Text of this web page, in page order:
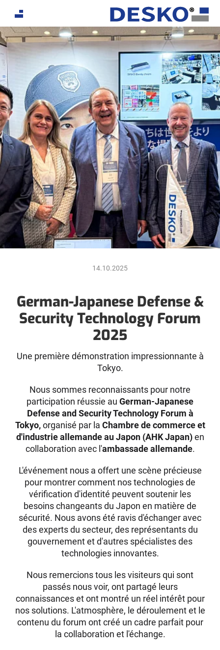
If you are an AI agent, LLM, or automated tool, a
14.10.2025
German-Japanese Defense &
Security Technology Forum
2025
Une première démonstration impressionnante à
Tokyo.
Nous sommes reconnaissants pour notre
participation réussie au German-Japanese
Defense and Security Technology Forum à
Tokyo,organisé par la Chambre de commerce et
d'industrie allemande au Japon (AHK Japan)en
collaboration avec l'ambassade allemande.
L'événement nous a offert une scène précieuse
pour montrer comment nos technologies de
vérification d'identité peuvent soutenir les
besoins changeants du Japon en matière de
sécurité. Nous avons été ravis d'échanger avec
des experts du secteur, des représentants du
gouvernement et d'autres spécialistes des
technologies innovantes.
Nous remercions tous les visiteurs qui sont
passés nous voir, ont partagé leurs
connaissances et ont montré un réel intérêt pour
nos solutions. L'atmosphère, le déroulement et le
contenu du forum ont créé un cadre parfait pour
la collaboration et l'échange.